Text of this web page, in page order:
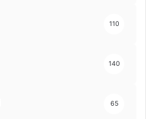
110
140
65